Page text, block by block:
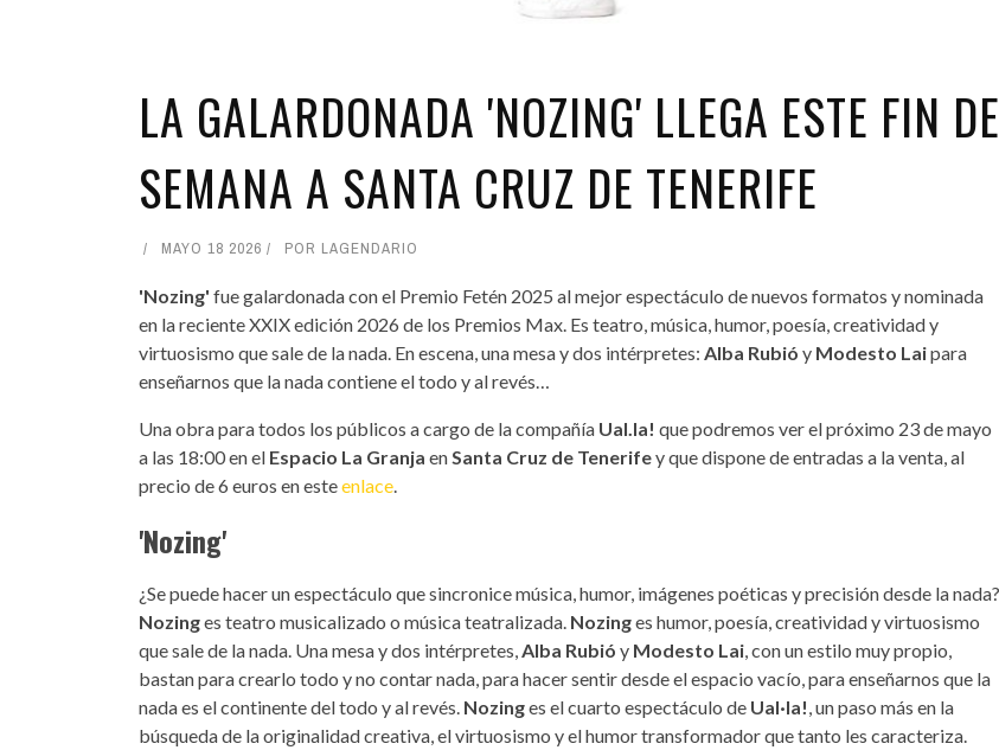
LA GALARDONADA 'NOZING' LLEGA ESTE FIN DE
SEMANA A SANTA CRUZ DE TENERIFE
MAYO 18 2026 POR LAGENDARIO
'Nozing' fue galardonada con el Premio Fetén 2025 al mejor espectáculo de nuevos formatos y nominada
en la reciente XXIX edición 2026 de los Premios Max. Es teatro, música, humor, poesía, creatividad y
virtuosismo que sale de la nada. En escena, una mesa y dos intérpretes: Alba Rubió y Modesto Laipara
enseñarnos que la nada contiene el todo y al revés…
Una obra para todos los públicos a cargo de la compañía Ual.la! que podremos ver el próximo 23 de mayo
a las 18:00 en el Espacio La Granja en Santa Cruz de Tenerifey que dispone de entradas a la venta, al
precio de 6 euros en esteenlace
'Nozing'
¿Se puede hacer un espectáculo que sincronice música, humor, imágenes poéticas y precisión desde la nada?
Nozinges teatro musicalizado o música teatralizada. Nozinges humor, poesía, creatividad y virtuosismo
que sale de la nada. Una mesa y dos intérpretes, Alba Rubió y Modesto Lai , con un estilo muy propio,
bastan para crearlo todo y no contar nada, para hacer sentir desde el espacio vacío, para enseñarnos que la
nada es el continente del todo y al revés. Nozinges el cuarto espectáculo de Ual·la! , un paso más en la
búsqueda de la originalidad creativa, el virtuosismo y el humor transformador que tanto les caracteriza.